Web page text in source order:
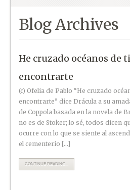
Blog Archives
He cruzado océanos de
encontrarte
(c) Ofelia de Pablo “He cruzado
encontrarte” dice Drácula a su
de Coppola basada en la novela de
no es de Stoker; lo sé, todos dicen
ocurre con lo que se siente al
el cementerio […]
CONTINUE READING...